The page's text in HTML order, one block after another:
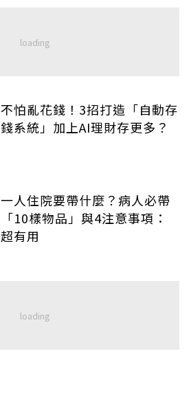
不怕亂花錢！3招打造「自動存
錢系統」加上AI理財存更多？
一人住院要帶什麼？病人必帶
「10樣物品」與4注意事項：
超有用